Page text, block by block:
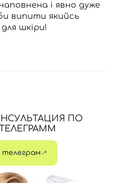
і явно дуже
випити якийсь
шкіри!
ПО